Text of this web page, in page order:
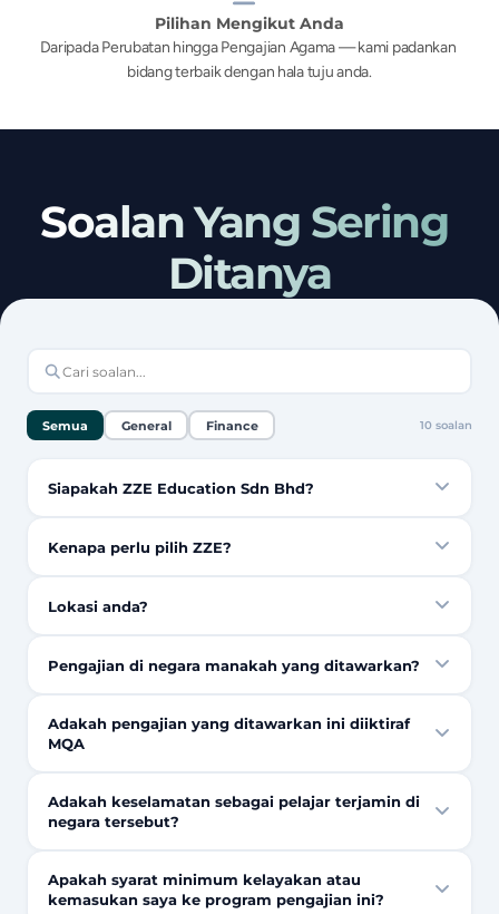
Pilihan Mengikut Anda
Daripada Perubatan hingga Pengajian Agama — kami padankan
bidang terbaik dengan hala tuju anda.
Soalan Yang Sering
Ditanya
Semua General Finance 10 soalan
Siapakah ZZE Education Sdn Bhd?
Kenapa perlu pilih ZZE?
Lokasi anda?
Pengajian di negara manakah yang ditawarkan?
Adakah pengajian yang ditawarkan ini diiktiraf
MQA
Adakah keselamatan sebagai pelajar terjamin di
negara tersebut?
Apakah syarat minimum kelayakan atau
kemasukan saya ke program pengajian ini?